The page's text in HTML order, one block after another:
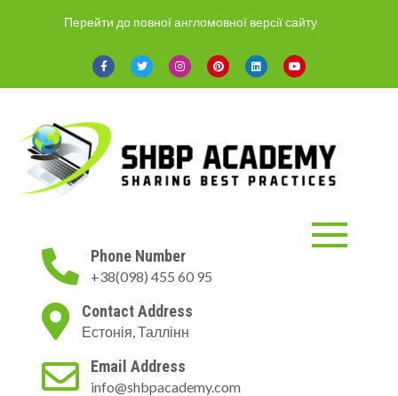
Перейти до повної англомовної версії сайту
ShBP Academy
Онлайн-курси тільки з
актуальною інформацією і по
затребуваним на ринку
Phone Number
+38(098) 455 60 95
Contact Address
Естонія, Таллінн
Email Address
info@shbpacademy.com